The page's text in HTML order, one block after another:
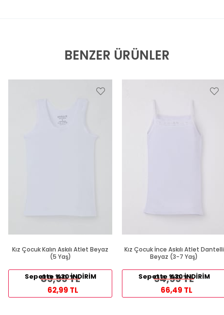
BENZER ÜRÜNLER
Kız Çocuk Kalın Askılı Atlet Beyaz
(5 Yaş)
89,99 TL
Sepette %30 İNDİRİM
62,99 TL
Kız Çocuk İnce Askılı Atlet Dantelli
Beyaz (3-7 Yaş)
94,99 TL
Sepette %30 İNDİRİM
66,49 TL